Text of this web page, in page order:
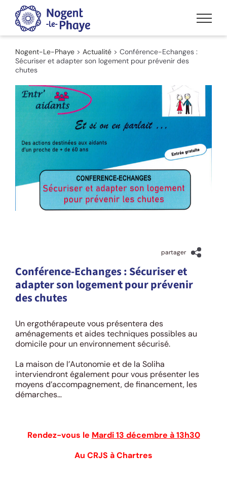
Passer
contenu
Nogent-Le-Phaye > Actualité > Conférence-Echanges :
Sécuriser et adapter son logement pour prévenir des
chutes
Voir
l'image
agrandie
partager
Conférence-Echanges : Sécuriser et
adapter son logement pour prévenir
des chutes
Un ergothérapeute vous présentera des
aménagements et aides techniques possibles au
domicile pour un environnement sécurisé.
La maison de l’Autonomie et de la Soliha
interviendront également pour vous présenter les
moyens d’accompagnement, de financement, les
démarches…
Rendez-vous le Mardi 13 décembre à 13h30
Au CRJS à Chartres